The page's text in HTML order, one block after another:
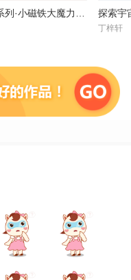
丁梓轩